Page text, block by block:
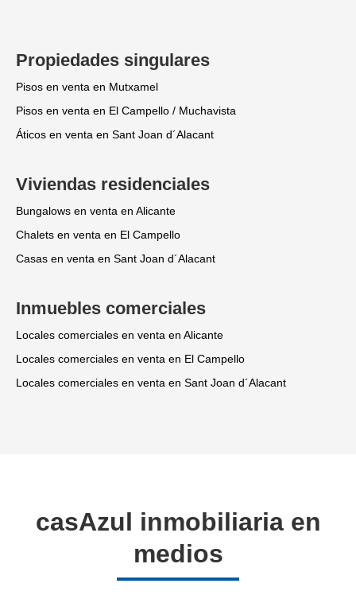
Propiedades singulares
Pisos en venta en Mutxamel
Pisos en venta en El Campello / Muchavista
Áticos en venta en Sant Joan d´Alacant
Viviendas residenciales
Bungalows en venta en Alicante
Chalets en venta en El Campello
Casas en venta en Sant Joan d´Alacant
Inmuebles comerciales
Locales comerciales en venta en Alicante
Locales comerciales en venta en El Campello
Locales comerciales en venta en Sant Joan d´Alacant
casAzul inmobiliaria en
medios